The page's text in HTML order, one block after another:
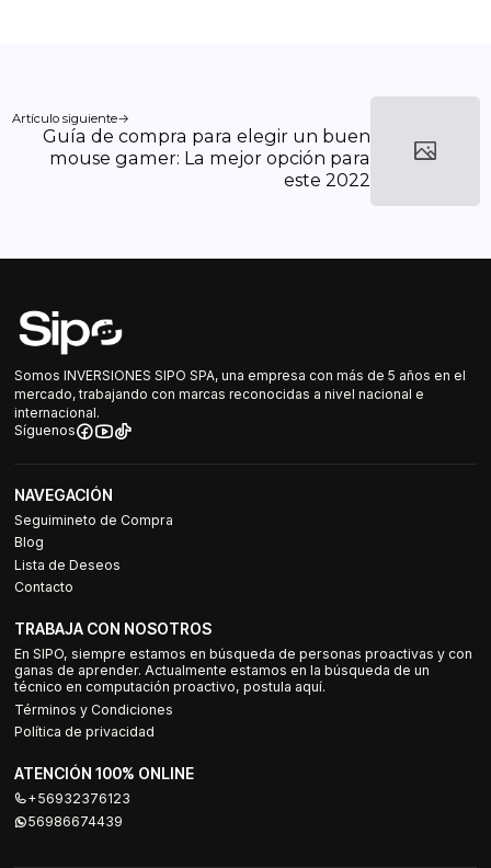
Artículo siguiente
Guía de compra para elegir un buen
mouse gamer: La mejor opción para
este 2022
Somos INVERSIONES SIPO SPA, una empresa con más de 5 años en el
mercado, trabajando con marcas reconocidas a nivel nacional e
internacional.
Síguenos
NAVEGACIÓN
Seguimineto de Compra
Blog
Lista de Deseos
Contacto
TRABAJA CON NOSOTROS
En SIPO, siempre estamos en búsqueda de personas proactivas y con
ganas de aprender. Actualmente estamos en la búsqueda de un
técnico en computación proactivo, postula aquí.
Términos y Condiciones
Política de privacidad
ATENCIÓN 100% ONLINE
+56932376123
56986674439